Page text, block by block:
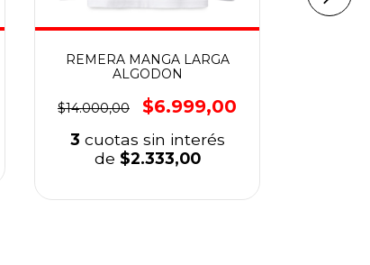
REMERA MANGA LARGA
ALGODON
$14.000,00 $6.999,00
3 cuotas sin interés
de $2.333,00